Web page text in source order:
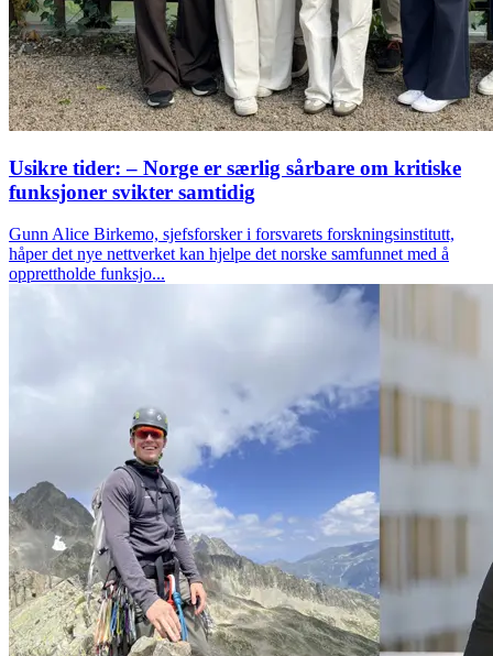
Usikre tider: – Norge er særlig sårbare om kritiske
funksjoner svikter samtidig
Gunn Alice Birkemo, sjefsforsker i forsvarets forskningsinstitutt,
håper det nye nettverket kan hjelpe det norske samfunnet med å
opprettholde funksjo...